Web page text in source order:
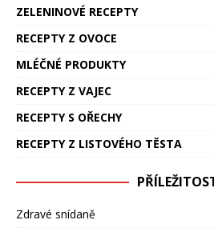
ZELENINOVÉ RECEPTY
RECEPTY Z OVOCE
MLÉČNÉ PRODUKTY
RECEPTY Z VAJEC
RECEPTY S OŘECHY
RECEPTY Z LISTOVÉHO TĚSTA
Zdravé snídaně